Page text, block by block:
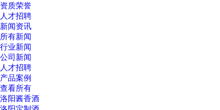
资质荣誉
人才招聘
新闻资讯
所有新闻
行业新闻
公司新闻
人才招聘
产品案例
查看所有
洛阳酱香酒